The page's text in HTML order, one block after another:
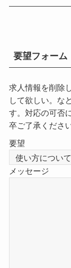
要望フォーム
求人情報を削除
して欲しい。な
す。対応の可否
卒ご了承ください
要望
メッセージ